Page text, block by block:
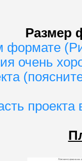
Размер
формате
очень